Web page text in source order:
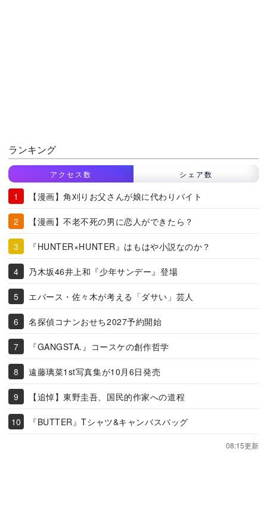
ランキング
アクセス数 シェア数
【漫画】角刈りお父さんが娘に代わりバイト
【漫画】不老不死の男に恋人ができたら？
『HUNTER×HUNTER』はもはや小説なのか？
乃木坂46井上和『少年サンデー』登場
エバース・佐々木が考える「ダサい」芸人
名探偵コナンおせち2027予約開始
『GANGSTA.』コースケの創作哲学
遠藤璃菜1st写真集が10月6日発売
【追悼】東野圭吾、国民的作家への道程
『BUTTER』Tシャツ&キャンバスバッグ
08:15更新